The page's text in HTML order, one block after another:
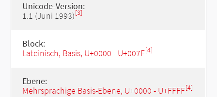
Unicode-Version:
1.1 (Juni 1993)[3]
Block:
Lateinisch, Basis, U+0000 - U+007F[4]
Ebene:
Mehrsprachige Basis-Ebene, U+0000 - U+FFFF[4]